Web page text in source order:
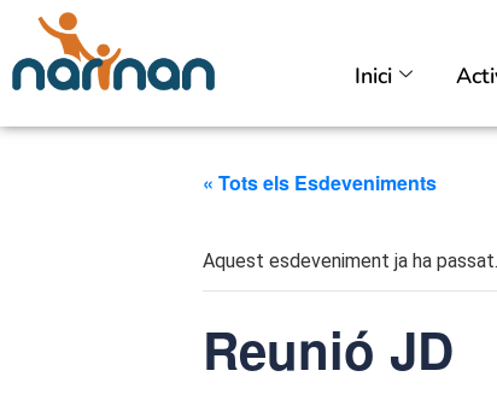
Inici
« Tots els Esdeveniments
Aquest esdeveniment ja ha passat.
Reunió JD